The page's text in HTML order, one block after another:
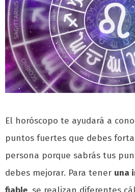
El horóscopo te ayudará a
puntos fuertes que debes
persona porque sabrás tus
debes mejorar. Para tener una